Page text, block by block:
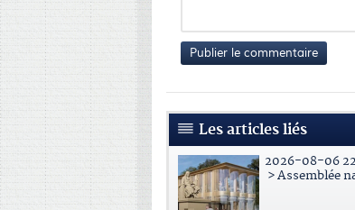
Publier le commentaire
Les articles liés
2026-08-06
> Assemblée